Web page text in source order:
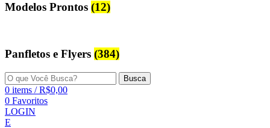
Modelos Prontos (12)
Panfletos e Flyers (384)
Busca
0 items / R$0,00
0 Favoritos
LOGIN
E